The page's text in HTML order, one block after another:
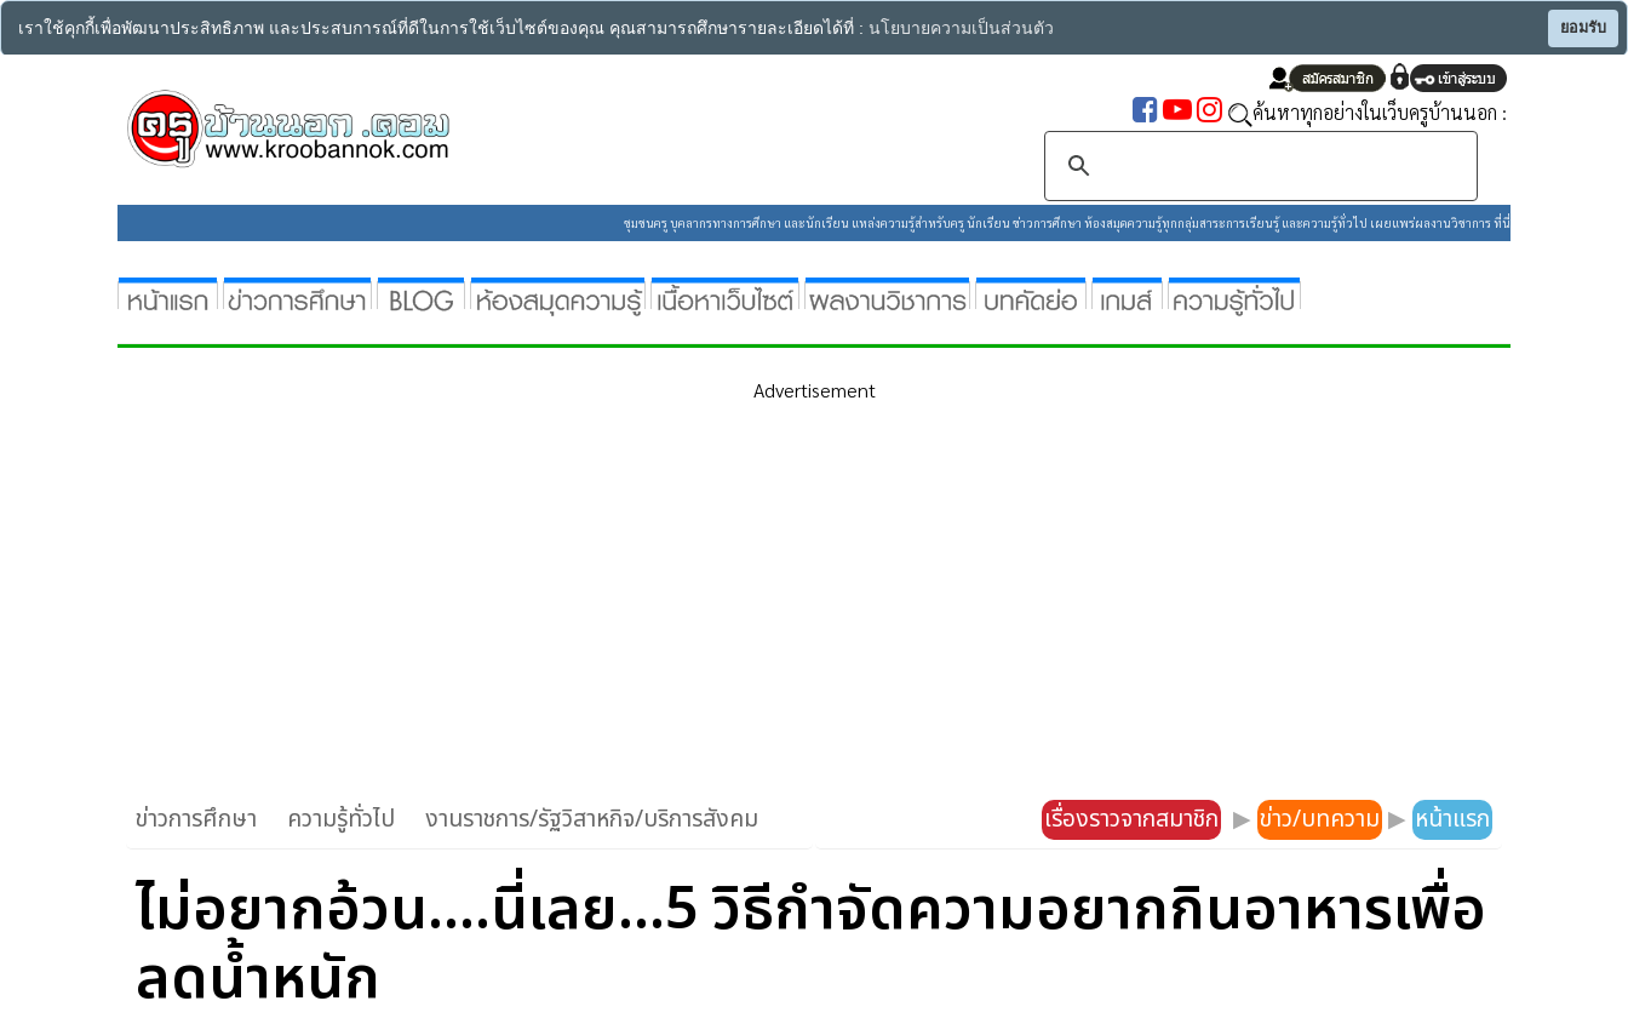
เราใช้คุกกี้เพื่อพัฒนาประสิทธิภาพ และประสบการณ์ที่ดีในการใช้เว็บไซต์ของคุณ คุณสามารถศึกษารายละเอียดได้ที่ : นโยบายความเป็นส่วนตัว ยอมรับ
ค้นหาทุกอย่างในเว็บครูบ้านนอก :
ชุมชนครู บุคลากรทางการศึกษา และนักเรียน แหล่งความรู้สำหรับครู นักเรียน ข่าวการศึกษา ห้องสมุดความรู้ทุกกลุ่มสาระการเรียนรู้ และความรู้ทั่วไป เผยแพร่ผลงานวิชาการ ที่นี่
Advertisement
ข่าวการศึกษา ความรู้ทั่วไป งานราชการ/รัฐวิสาหกิจ/บริการสังคม เรื่องราวจากสมาชิก ▶ ข่าว/บทความ ▶ หน้าแรก
ไม่อยากอ้วน....นี่เลย...5 วิธีกำจัดความอยากกินอาหารเพื่อ
ลดน้ำหนัก